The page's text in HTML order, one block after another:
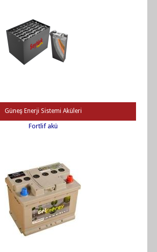
Güneş Enerji Sistemi Aküleri
Fortlif akü